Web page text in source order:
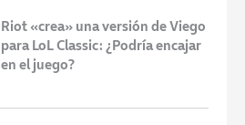
Riot «crea» una versión de Viego
para LoL Classic: ¿Podría encajar
en el juego?